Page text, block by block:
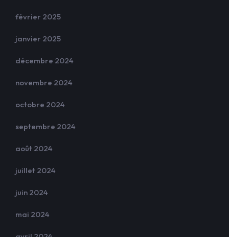
février 2025
janvier 2025
décembre 2024
novembre 2024
octobre 2024
septembre 2024
août 2024
juillet 2024
juin 2024
mai 2024